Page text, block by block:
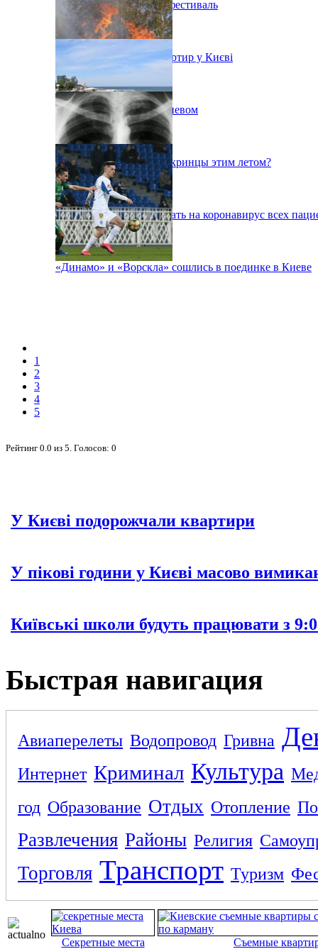
В Киеве состоится эко-фестиваль
Ситуація з орендою квартир у Києві
Пожар на свалке под Киевом
Куда поедут отдыхать укринцы этим летом?
В Киеве будут тестировать на коронавирус всех
«Динамо» и «Ворскла» сошлись в поединке в Киеве
1
2
3
4
5
Рейтинг 0.0 из 5. Голосов: 0
У Києві подорожчали квартири
У пікові години у Києві масово
Київські школи будуть працювати з
Быстрая навигация
Авиаперелеты Водопровод Гривна
Интернет Криминал Культура
год Образование Отдых Отопление
Развлечения Районы Религия
Торговля Транспорт Туризм
Секретные места Съемные